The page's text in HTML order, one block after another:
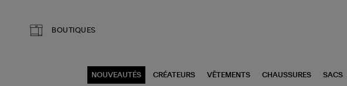
BOUTIQUES
NOUVEAUTÉS CRÉATEURS VÊTEMENTS CHAUSSURES SACS